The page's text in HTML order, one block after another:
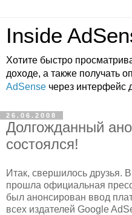
Inside
Хотите быстро
доходе, а также получать
AdSense через интерфейс
26.06.2008
Долгожданный
состоялся!
Итак, свершилось друзья.
прошла официальная
был анонсирован ввод
всех издателей Google